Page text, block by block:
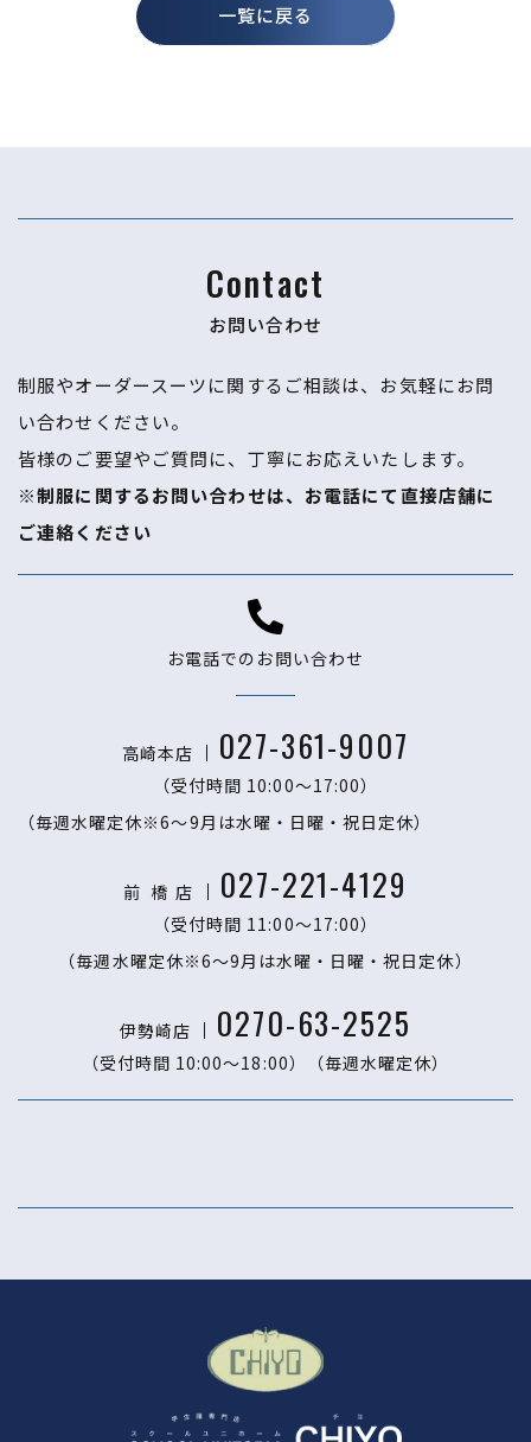
一覧に戻る
Contact
お問い合わせ
制服やオーダースーツに関するご相談は、お気軽にお問
い合わせください。
​​​​​​​皆様のご要望やご質問に、丁寧にお応えいたします。
※制服に関するお問い合わせは、お電話にて直接店舗に
ご連絡ください
お電話でのお問い合わせ
高崎本店 027-361-9007
（受付時間 10:00〜17:00）
（毎週水曜定休※6～9月は水曜・日曜・祝日定休）
前 橋 店 027-221-4129
（受付時間 11:00〜17:00）
（毎週水曜定休※6～9月は水曜・日曜・祝日定休）
伊勢崎店 0270-63-2525
（受付時間 10:00〜18:00） （毎週水曜定休）